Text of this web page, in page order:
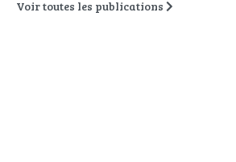
Voir toutes les publications